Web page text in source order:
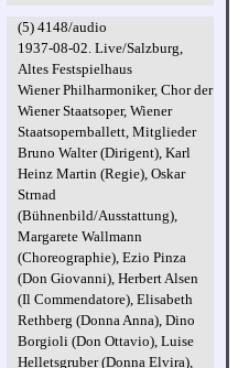
(5) 4148/audio
1937-08-02. Live/Salzburg,
Altes Festspielhaus
Wiener Philharmoniker, Chor der
Wiener Staatsoper, Wiener
Staatsopernballett, Mitglieder
Bruno Walter (Dirigent), Karl
Heinz Martin (Regie), Oskar
Strnad
(Bühnenbild/Ausstattung),
Margarete Wallmann
(Choreographie), Ezio Pinza
(Don Giovanni), Herbert Alsen
(Il Commendatore), Elisabeth
Rethberg (Donna Anna), Dino
Borgioli (Don Ottavio), Luise
Helletsgruber (Donna Elvira),